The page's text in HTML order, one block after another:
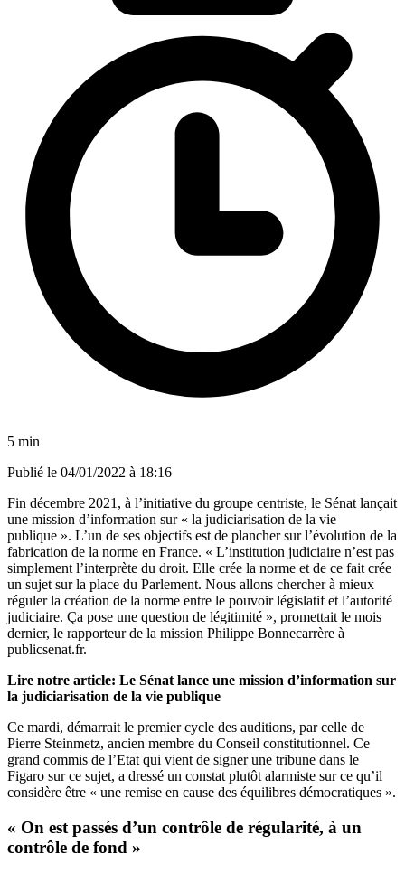
5 min
Publié le 04/01/2022 à 18:16
Fin décembre 2021, à l’initiative du groupe centriste, le Sénat lançait
une mission d’information sur « la judiciarisation de la vie
publique ». L’un de ses objectifs est de plancher sur l’évolution de la
fabrication de la norme en France. « L’institution judiciaire n’est pas
simplement l’interprète du droit. Elle crée la norme et de ce fait crée
un sujet sur la place du Parlement. Nous allons chercher à mieux
réguler la création de la norme entre le pouvoir législatif et l’autorité
judiciaire. Ça pose une question de légitimité », promettait le mois
dernier, le rapporteur de la mission Philippe Bonnecarrère à
publicsenat.fr.
Lire notre article: Le Sénat lance une mission d’information sur
la judiciarisation de la vie publique
Ce mardi, démarrait le premier cycle des auditions, par celle de
Pierre Steinmetz, ancien membre du Conseil constitutionnel. Ce
grand commis de l’Etat qui vient de signer une tribune dans le
Figaro sur ce sujet, a dressé un constat plutôt alarmiste sur ce qu’il
considère être « une remise en cause des équilibres démocratiques ».
« On est passés d’un contrôle de régularité, à un
contrôle de fond »